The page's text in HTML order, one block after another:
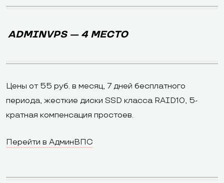
ADMINVPS — 4 МЕСТО
Цены от 55 руб. в месяц, 7 дней бесплатного
периода, жесткие диски SSD класса RAID10, 5-
кратная компенсация простоев.
Перейти в АдминВПС